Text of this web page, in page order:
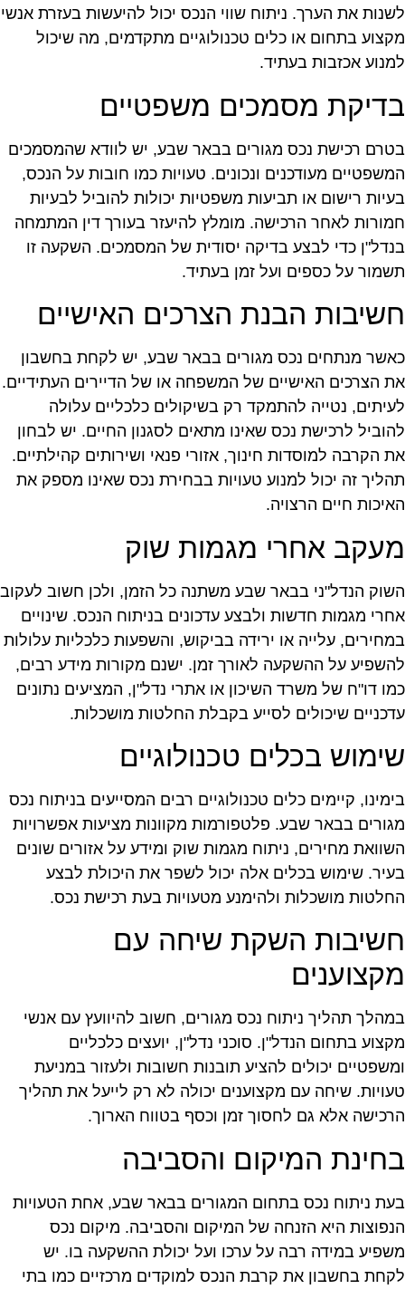
את הערך. ניתוח שווי הנכס יכול להיעשות בעזרת אנשי
בתחום או כלים טכנולוגיים מתקדמים, מה שיכול
אכזבות בעתיד.
מסמכים משפטיים
רכישת נכס מגורים בבאר שבע, יש לוודא שהמסמכים
מעודכנים ונכונים. טעויות כמו חובות על הנכס,
רישום או תביעות משפטיות יכולות להוביל לבעיות
לאחר הרכישה. מומלץ להיעזר בעורך דין המתמחה
כדי לבצע בדיקה יסודית של המסמכים. השקעה זו
על כספים ועל זמן בעתיד.
הבנת הצרכים האישיים
מנתחים נכס מגורים בבאר שבע, יש לקחת בחשבון
הצרכים האישיים של המשפחה או של הדיירים העתידיים.
נטייה להתמקד רק בשיקולים כלכליים עלולה
לרכישת נכס שאינו מתאים לסגנון החיים. יש לבחון
הקרבה למוסדות חינוך, אזורי פנאי ושירותים קהילתיים.
זה יכול למנוע טעויות בבחירת נכס שאינו מספק את
חיים הרצויה.
אחרי מגמות שוק
הנדל"ני בבאר שבע משתנה כל הזמן, ולכן חשוב לעקוב
מגמות חדשות ולבצע עדכונים בניתוח הנכס. שינויים
עלייה או ירידה בביקוש, והשפעות כלכליות עלולות
על ההשקעה לאורך זמן. ישנם מקורות מידע רבים,
דו"ח של משרד השיכון או אתרי נדל"ן, המציעים נתונים
שיכולים לסייע בקבלת החלטות מושכלות.
בכלים טכנולוגיים
קיימים כלים טכנולוגיים רבים המסייעים בניתוח נכס
בבאר שבע. פלטפורמות מקוונות מציעות אפשרויות
מחירים, ניתוח מגמות שוק ומידע על אזורים שונים
שימוש בכלים אלה יכול לשפר את היכולת לבצע
מושכלות ולהימנע מטעויות בעת רכישת נכס.
השקת שיחה עם
תהליך ניתוח נכס מגורים, חשוב להיוועץ עם אנשי
בתחום הנדל"ן. סוכני נדל"ן, יועצים כלכליים
יכולים להציע תובנות חשובות ולעזור במניעת
שיחה עם מקצוענים יכולה לא רק לייעל את תהליך
אלא גם לחסוך זמן וכסף בטווח הארוך.
המיקום והסביבה
ניתוח נכס בתחום המגורים בבאר שבע, אחת הטעויות
היא הזנחה של המיקום והסביבה. מיקום נכס
במידה רבה על ערכו ועל יכולת ההשקעה בו. יש
בחשבון את קרבת הנכס למוקדים מרכזיים כמו בתי